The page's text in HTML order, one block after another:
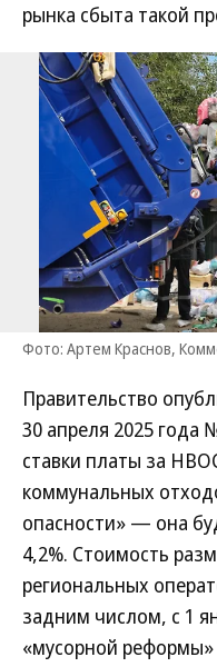
рынка сбыта такой
Фото: Артем Краснов,
Правительство
30 апреля 2025 года
ставки платы за
коммунальных
опасности» — она
4,2%. Стоимость
региональных
задним числом, с 1
«мусорной